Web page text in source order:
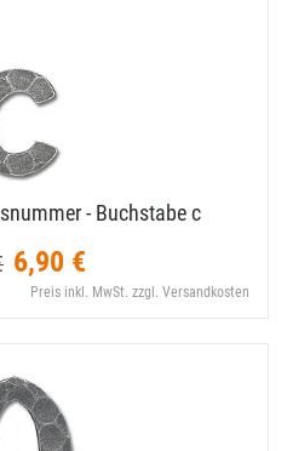
- Buchstabe c
6,90 €
Preis inkl. MwSt. zzgl. Versandkosten